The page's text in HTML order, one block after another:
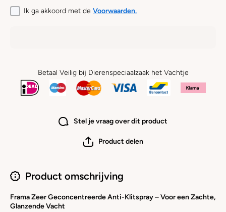
Ik ga akkoord met de Voorwaarden.
Betaal Veilig bij Dierenspeciaalzaak het Vachtje
Stel je vraag over dit product
Product delen
Product omschrijving
Frama Zeer Geconcentreerde Anti-Klitspray – Voor een Zachte,
Glanzende Vacht